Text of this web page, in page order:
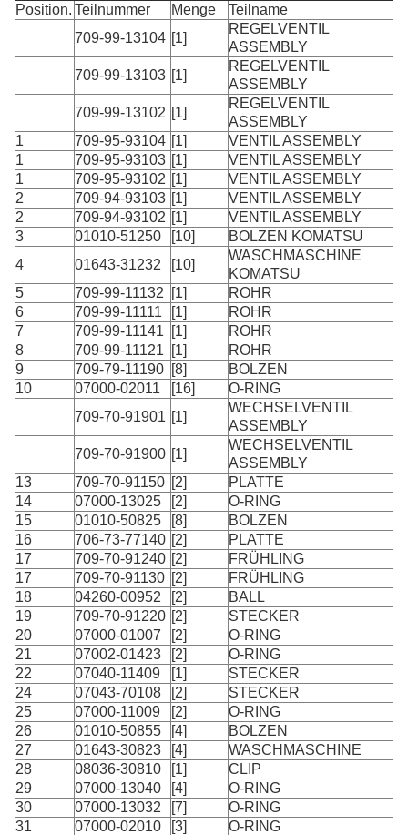
Position. Teilnummer Menge
Teilname
709-99-13104 [1]
REGELVENTIL
ASSEMBLY
709-99-13103 [1]
REGELVENTIL
ASSEMBLY
709-99-13102 [1]
REGELVENTIL
ASSEMBLY
1
709-95-93104 [1]
VENTIL ASSEMBLY
1
709-95-93103 [1]
VENTIL ASSEMBLY
1
709-95-93102 [1]
VENTIL ASSEMBLY
2
709-94-93103 [1]
VENTIL ASSEMBLY
2
709-94-93102 [1]
VENTIL ASSEMBLY
3
01010-51250 [10]
BOLZEN KOMATSU
4
01643-31232 [10]
WASCHMASCHINE
KOMATSU
5
709-99-11132 [1]
ROHR
6
709-99-11111 [1]
ROHR
7
709-99-11141 [1]
ROHR
8
709-99-11121 [1]
ROHR
9
709-79-11190 [8]
BOLZEN
10
07000-02011 [16]
O-RING
709-70-91901 [1]
WECHSELVENTIL
ASSEMBLY
709-70-91900 [1]
WECHSELVENTIL
ASSEMBLY
13
709-70-91150 [2]
PLATTE
14
07000-13025 [2]
O-RING
15
01010-50825 [8]
BOLZEN
16
706-73-77140 [2]
PLATTE
17
709-70-91240 [2]
FRÜHLING
17
709-70-91130 [2]
FRÜHLING
18
04260-00952 [2]
BALL
19
709-70-91220 [2]
STECKER
20
07000-01007 [2]
O-RING
21
07002-01423 [2]
O-RING
22
07040-11409 [1]
STECKER
24
07043-70108 [2]
STECKER
25
07000-11009 [2]
O-RING
26
01010-50855 [4]
BOLZEN
27
01643-30823 [4]
WASCHMASCHINE
28
08036-30810 [1]
CLIP
29
07000-13040 [4]
O-RING
30
07000-13032 [7]
O-RING
31
07000-02010 [3]
O-RING